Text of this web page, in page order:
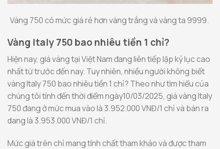
Vàng 750 có mức giá rẻ hơn vàng trắng và vàng ta 9999.
Vàng Italy 750 bao nhiêu tiền 1 chỉ?
Hiện nay, giá vàng tại Việt Nam đang liên tiếp lập kỷ lục cao
nhất từ trước đến nay. Tuy nhiên, nhiều người không biết
vàng Italy 750 bao nhiêu tiền 1 chỉ? Theo như tìm hiểu của
chúng tôi tính đến thời điểm ngày10/03/2025, giá vàng Italy
750 đang ở mức mua vào là 3.952.000 VNĐ/1 chỉ và bán ra
dang là 3.953.000 VNĐ/1 chỉ.
Mức giá trên chỉ mang tính chất tham khảo và được tham